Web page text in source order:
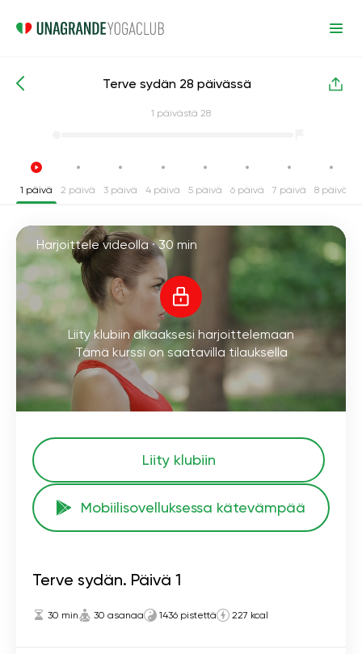
Intensiiviset joogakurssit Kardio
Terve sydän 28 päivässä
1 päivästä 28
1 päivä 2 päivä 3 päivä 4 päivä 5 päivä 6 päivä 7 päivä 8 päivä
Harjoittele videolla ·30 min
Liity klubiin alkaaksesi harjoittelemaan
Tämä kurssi on saatavilla tilauksella
Liity klubiin
Mobiilisovelluksessa kätevämpää
Terve sydän. Päivä 1
30 min 30 asanaa 1436 pistettä 227 kcal